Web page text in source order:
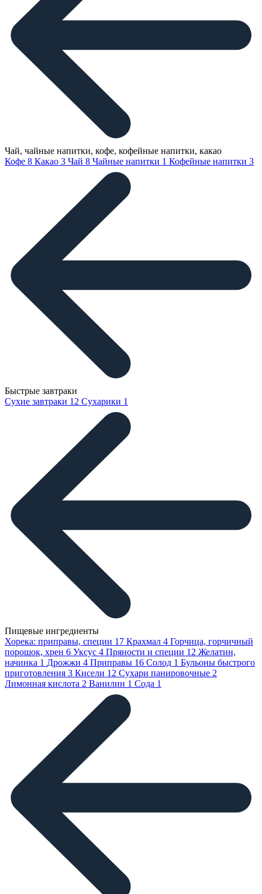
Чай, чайные напитки, кофе, кофейные напитки, какао
Кофе 8 Какао 3 Чай 8 Чайные напитки 1 Кофейные напитки 3
Быстрые завтраки
Сухие завтраки 12 Сухарики 1
Пищевые ингредиенты
Хорека: приправы, специи 17 Крахмал 4 Горчица, горчичный
порошок, хрен 6 Уксус 4 Пряности и специи 12 Желатин,
начинка 1 Дрожжи 4 Приправы 16 Солод 1 Бульоны быстрого
приготовления 3 Кисели 12 Сухари панировочные 2
Лимонная кислота 2 Ванилин 1 Сода 1